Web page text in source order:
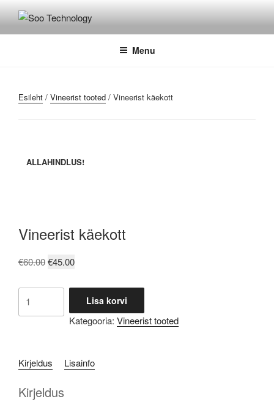
contentSOO TECHNOLOGY
Kvaliteetne laserlõikus
Menu
Esileht / Vineerist tooted / Vineerist käekott
ALLAHINDLUS!
Vineerist käekott
€60.00Algne
oli:
€45.00Praegune
on:
€45.00.
käekott
Lisa korvi
Kategooria: Vineerist tooted
Kirjeldus Lisainfo
Kirjeldus